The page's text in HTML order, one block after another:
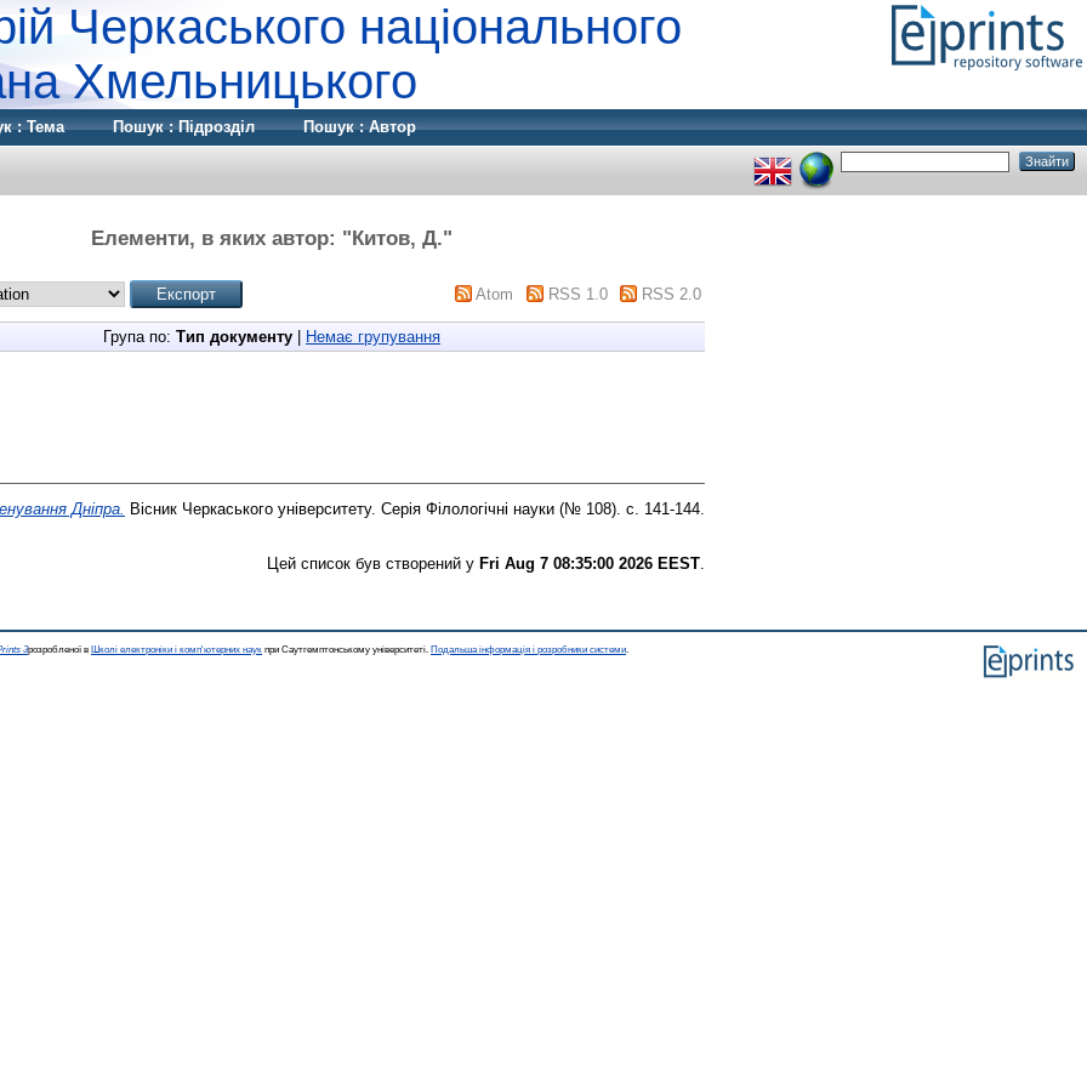
Черкаського національного
Хмельницького
: Тема Пошук : Підрозділ Пошук : Автор
Елементи, в яких автор: "Китов, Д."
Atom RSS 1.0 RSS 2.0
Група по: Тип документу Немає групування
Дніпра. Вісник Черкаського університету. Серія Філологічні науки (№ 108). с. 141-144.
Цей список був створений у Fri Aug 7 08:35:00 2026 EEST
3розробленої в Школі електроніки і комп'ютерних наук при Саутгемптонському університеті. Подальша інформація і розробники системи